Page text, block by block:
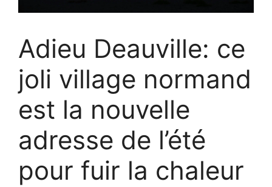
Adieu Deauville: ce
joli village normand
est la nouvelle
adresse de l’été
pour fuir la chaleur